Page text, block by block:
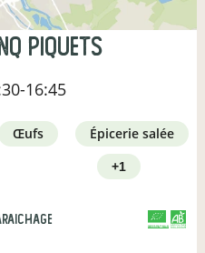
piquets
16:45
œufs
épicerie salée
+1